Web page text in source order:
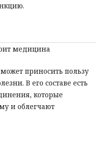
медицина
приносить пользу
В его составе есть
которые
и облегчают